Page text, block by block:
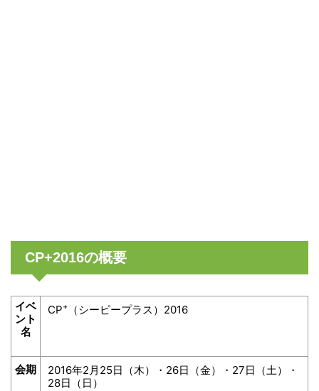
CP+2016の概要
イベ
ント
名
CP+ （シーピープラス）2016
会期
2016年2月25日（木）・26日（金）・27日（土）・
28日（日）